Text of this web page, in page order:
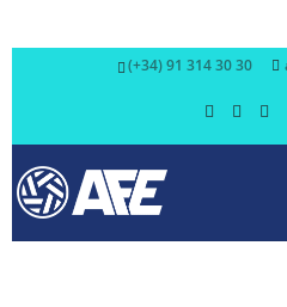
(+34) 91 314 30 30